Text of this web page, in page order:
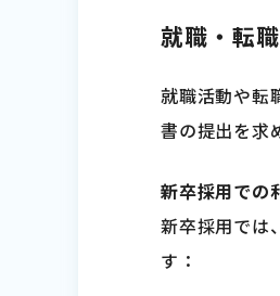
就職・転
就職活動や転
書の提出を求
新卒採用での
新卒採用では
す：